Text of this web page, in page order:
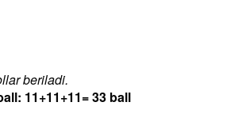
beriladi.
11+11+11= 33 ball